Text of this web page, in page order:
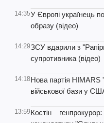
14:35У Європі українець
образу (відео)
14:29ЗСУ вдарили з
супротивника (відео)
14:18Нова партія HIMARS
військової бази у
13:59Костін –